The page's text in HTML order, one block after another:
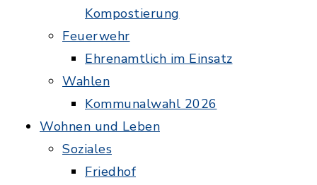
Kompostierung
Feuerwehr
Ehrenamtlich im Einsatz
Wahlen
Kommunalwahl 2026
Wohnen und Leben
Soziales
Friedhof